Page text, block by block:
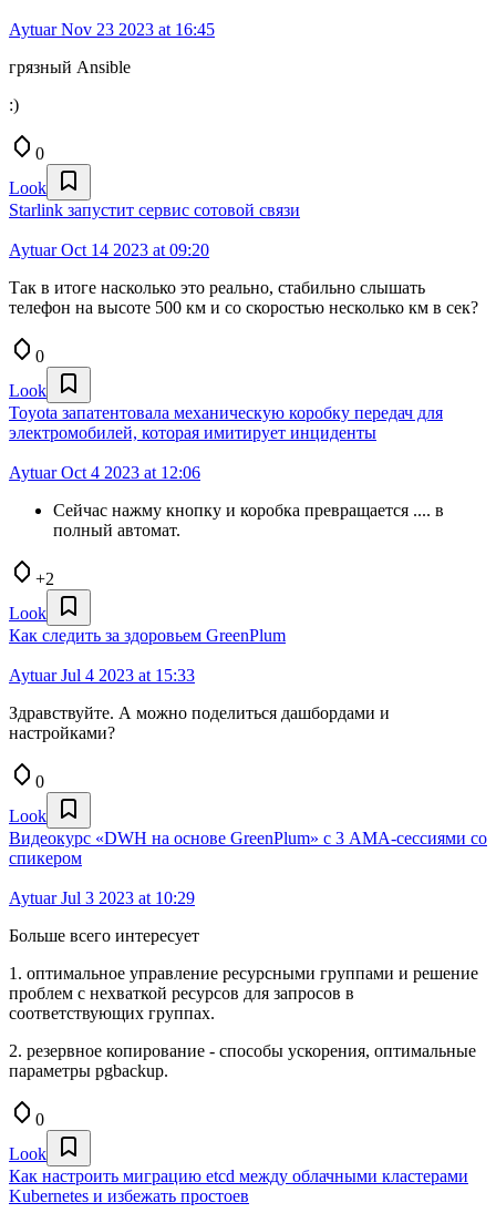
AytuarNov 23 2023 at 16:45
грязный Ansible
:)
0
Look
Starlink запустит сервис сотовой связи
AytuarOct 14 2023 at 09:20
Так в итоге насколько это реально, стабильно слышать
телефон на высоте 500 км и со скоростью несколько км в сек?
0
Look
Toyota запатентовала механическую коробку передач для
электромобилей, которая имитирует инциденты
AytuarOct 4 2023 at 12:06
Сейчас нажму кнопку и коробка превращается .... в
полный автомат.
+2
Look
Как следить за здоровьем GreenPlum
AytuarJul 4 2023 at 15:33
Здравствуйте. А можно поделиться дашбордами и
настройками?
0
Look
Видеокурс «DWH на основе GreenPlum» с 3 АМА-сессиями со
спикером
AytuarJul 3 2023 at 10:29
Больше всего интересует
1. оптимальное управление ресурсными группами и решение
проблем с нехваткой ресурсов для запросов в
соответствующих группах.
2. резервное копирование - способы ускорения, оптимальные
параметры pgbackup.
0
Look
Как настроить миграцию etcd между облачными кластерами
Kubernetes и избежать простоев